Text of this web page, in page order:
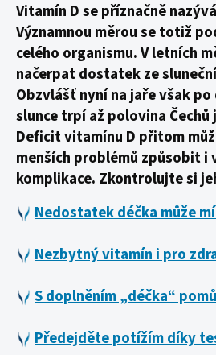
Vitamín D se příznačně
Významnou měrou se totiž
celého organismu. V letních
načerpat dostatek ze
Obzvlášť nyní na jaře však po
slunce trpí až polovina
Deficit vitamínu D přitom
menších problémů způsobit i
komplikace. Zkontrolujte si
Nedostatek déčka může
Nezbytný vitamín i pro
S doplněním „déčka“
Předejděte potížím díky